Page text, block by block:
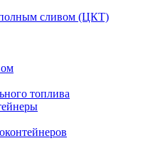
сливом (ЦКТ)
топлива